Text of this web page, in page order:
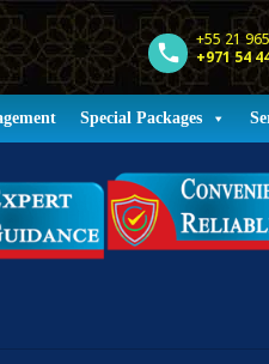
+55 21
+971 54
Special Packages